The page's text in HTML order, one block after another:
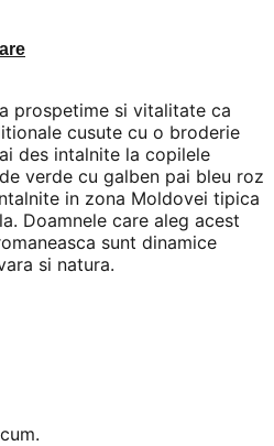
prospetime si vitalitate ca
cusute cu o broderie
des intalnite la copilele
verde cu galben pai bleu roz
in zona Moldovei tipica
Doamnele care aleg acest
sunt dinamice
si natura.